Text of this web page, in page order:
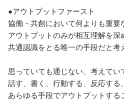
●アウトプットファースト
協働・共創において何よりも重要
アウトプットのみが相互理解を深
共通認識をとる唯一の手段だと考
思っていても通じない、考えてい
話す、書く、行動する、反応する、
あらゆる手段でアウトプットする